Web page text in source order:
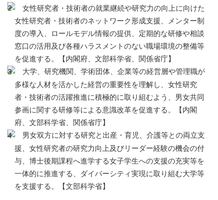
女性研究者・技術者の就業継続や研究力の向上に向けた
女性研究者・技術者のネットワーク形成支援、メンター制
度の導入、ロールモデル情報の提供、定期的な研修や相談
窓口の活用及び各種ハラスメントのない職場環境の整備等
を促進する。【内閣府、文部科学省、関係省庁】
大学、研究機関、学術団体、企業等の経営層や管理職が
多様な人材を活かした経営の重要性を理解し、女性研究
者・技術者の活躍推進に積極的に取り組むよう、男女共同
参画に関する研修等による意識改革を促進する。【内閣
府、文部科学省、関係省庁】
男女双方に対する研究と出産・育児、介護等との両立支
援、女性研究者の研究力向上及びリーダー経験の機会の付
与、博士後期課程へ進学する女子学生への支援の充実等を
一体的に推進する、ダイバーシティ実現に取り組む大学等
を支援する。【文部科学省】